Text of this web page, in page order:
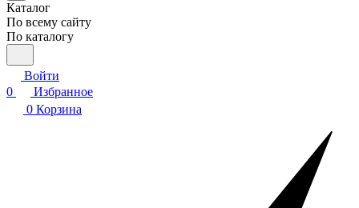
Каталог
По всему сайту
По каталогу
Войти
0
Избранное
0 Корзина